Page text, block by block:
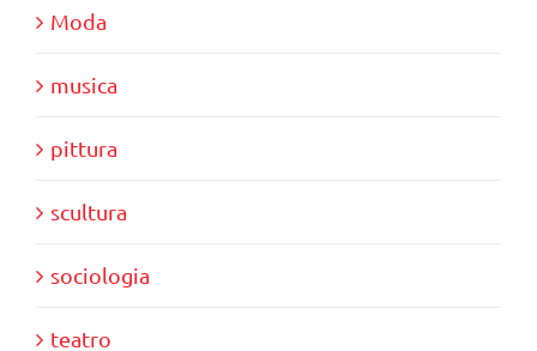
Moda
musica
pittura
scultura
sociologia
teatro